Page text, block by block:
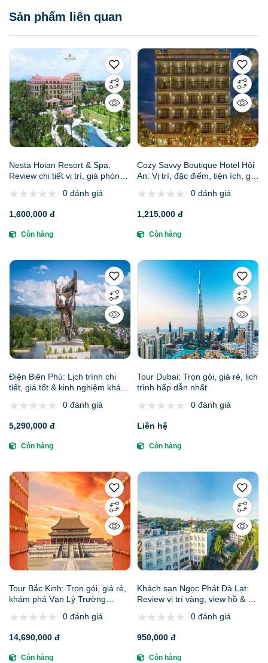
Sản phẩm liên quan
Nesta Hoian Resort & Spa:
Review chi tiết vị trí, giá phòng
0 đánh giá
1,600,000 đ
Còn hàng
Cozy Savvy Boutique Hotel Hội
An: Vị trí, đặc điểm, tiện ích, giá
nghiệm đặt phòng0 đánh giá
1,215,000 đ
Còn hàng
Điện Biên Phủ: Lịch trình chi
tiết, giá tốt & kinh nghiệm khám
0 đánh giá
5,290,000 đ
Còn hàng
Tour Dubai: Trọn gói, giá rẻ, lịch
trình hấp dẫn nhất
0 đánh giá
Liên hệ
Còn hàng
Tour Bắc Kinh: Trọn gói, giá rẻ,
khám phá Vạn Lý Trường
0 đánh giá
14,690,000 đ
Còn hàng
Khách sạn Ngọc Phát Đà Lạt:
Review vị trí vàng, view hồ & giá
0 đánh giá
950,000 đ
Còn hàng